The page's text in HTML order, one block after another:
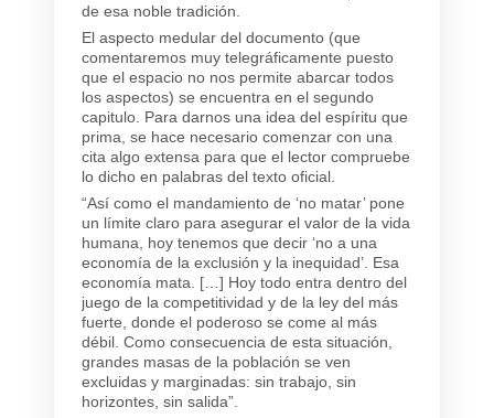
de esa noble tradición.
El aspecto medular del documento (que
comentaremos muy telegráficamente puesto
que el espacio no nos permite abarcar todos
los aspectos) se encuentra en el segundo
capitulo. Para darnos una idea del espíritu que
prima, se hace necesario comenzar con una
cita algo extensa para que el lector compruebe
lo dicho en palabras del texto oficial.
“Así como el mandamiento de ‘no matar’ pone
un límite claro para asegurar el valor de la vida
humana, hoy tenemos que decir ‘no a una
economía de la exclusión y la inequidad’. Esa
economía mata. […] Hoy todo entra dentro del
juego de la competitividad y de la ley del más
fuerte, donde el poderoso se come al más
débil. Como consecuencia de esta situación,
grandes masas de la población se ven
excluidas y marginadas: sin trabajo, sin
horizontes, sin salida”.